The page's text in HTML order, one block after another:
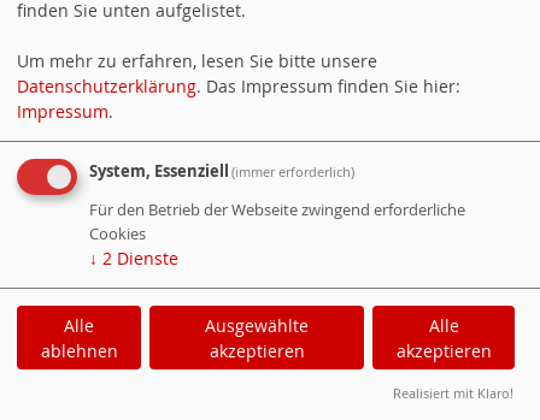
Günter-Klotz-Anlage
09.02.2024 SPD Karlsruhe fordert
Bundesregierung auf, ein AfD-
Verbotsverfahren zu beantragen
01.02.2024 Ab 2026:
Rechtsanspruch auf
Ganztagsbetreuung in
finden Sie unten aufgelistet.
Um mehr zu erfahren, lesen Sie bitte unsere
Datenschutzerklärung. Das Impressum finden Sie hier:
Impressum.
System, Essenziell (immer erforderlich)
Für den Betrieb der Webseite zwingend erforderliche
Cookies
↓ 2 Dienste
Alle
ablehnen
Ausgewählte
akzeptieren
Alle
akzeptieren
Realisiert mit Klaro!